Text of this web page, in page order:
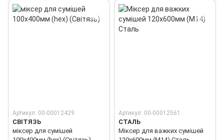
Артикул: 00-00012429
СВІТЯЗЬ
міксер для сумішей
Артикул: 00-00012561
СТАЛЬ
Міксер для важких сумішей